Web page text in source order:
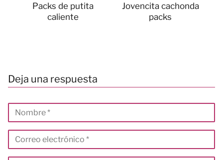
Packs de putita
caliente
Jovencita cachonda
packs
Deja una respuesta